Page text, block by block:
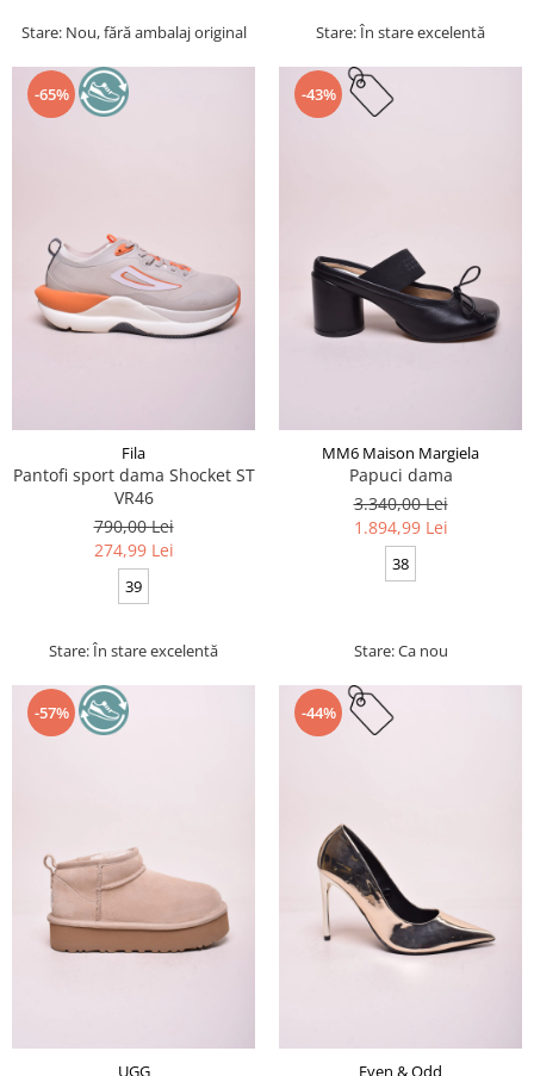
Stare: Nou, fără ambalaj original Stare: În stare excelentă
-65%
Fila
Pantofi sport dama Shocket ST
VR46
790,00 Lei
274,99 Lei
39
Stare: În stare excelentă
-43%
MM6 Maison Margiela
Papuci dama
3.340,00 Lei
1.894,99 Lei
38
Stare: Ca nou
-57%
UGG
-44%
Even & Odd